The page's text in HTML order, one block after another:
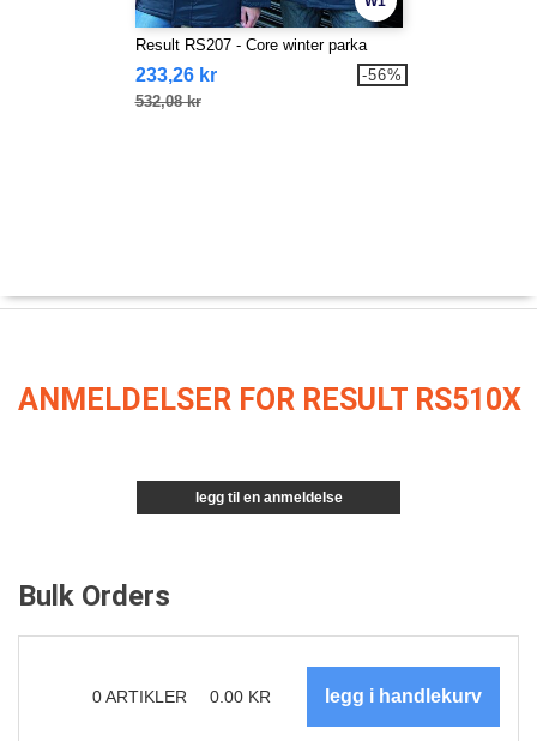
Result RS207 - Core winter parka
233,26 kr
532,08 kr
-56%
ANMELDELSER FOR RESULT RS510X
legg til en anmeldelse
Bulk Orders
0ARTIKLER 0.00 KR